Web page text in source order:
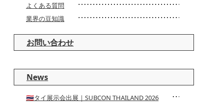
よくある質問
業界の豆知識
お問い合わせ
News
🇹🇭タイ展示会出展｜SUBCON THAILAND 2026